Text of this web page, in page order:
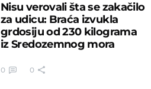
Nisu verovali šta se zakačilo
za udicu: Braća izvukla
grdosiju od 230 kilograma
iz Sredozemnog mora
0 0